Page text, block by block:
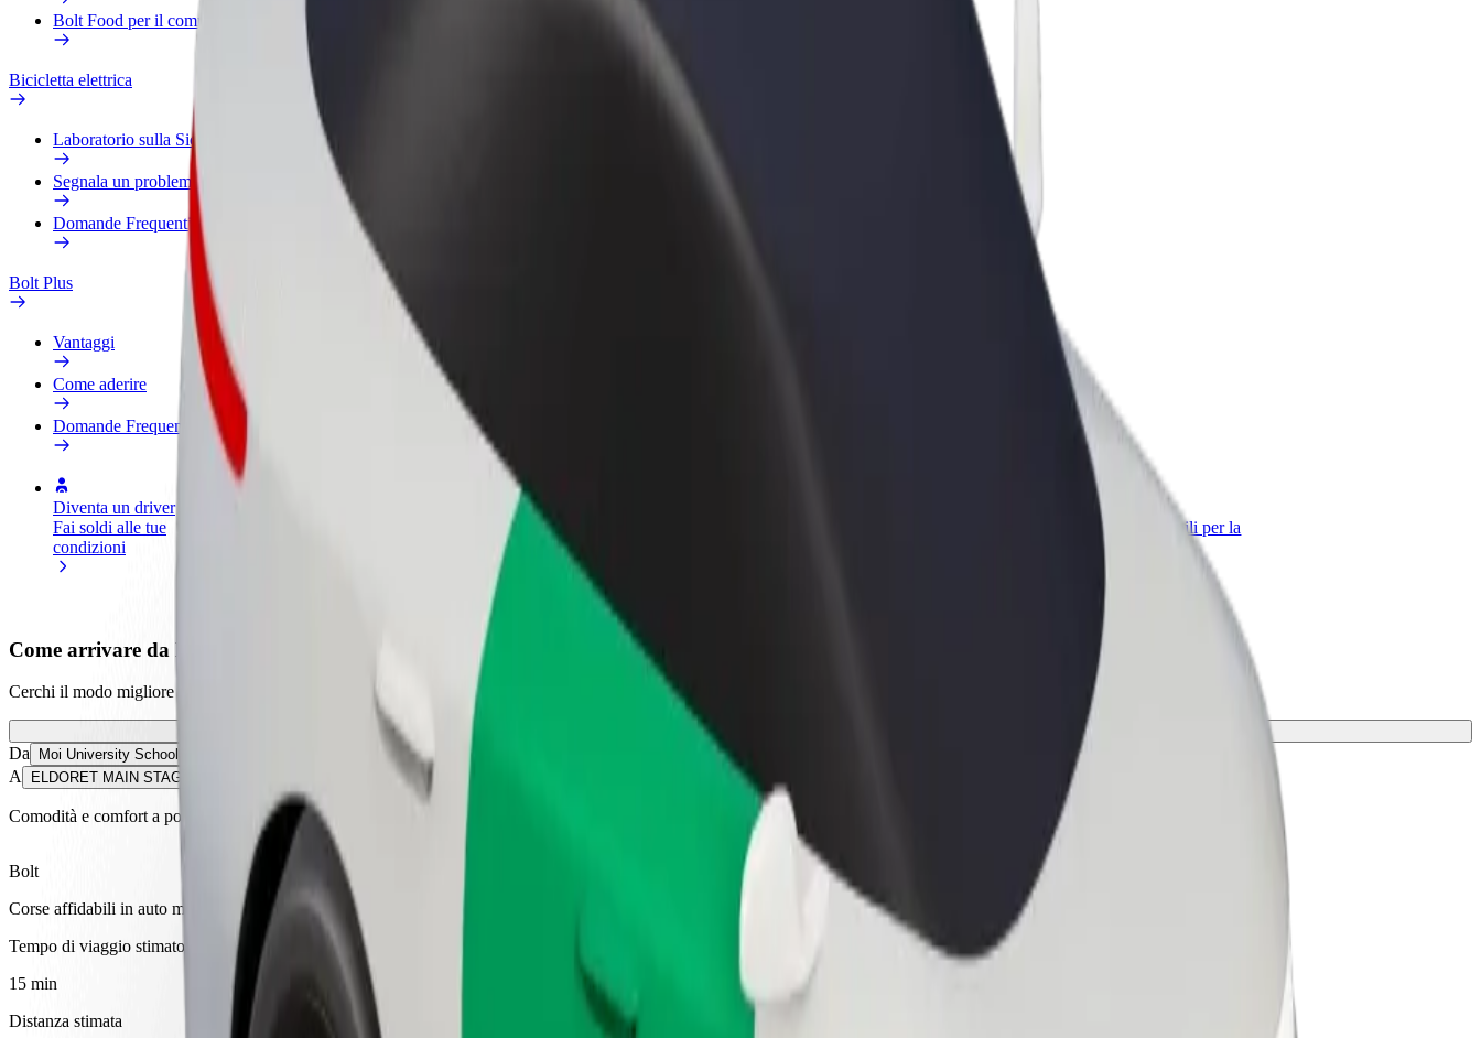
Bolt Food per il commercio
Bicicletta elettrica
Laboratorio sulla Sicurezza
Segnala un problema
Domande Frequenti
Bolt Plus
Vantaggi
Come aderire
Domande Frequenti
Diventa un driver
Fai soldi alle tue
condizioni
Aggiungi il tuo ristorante o
negozio
Ottieni più clienti e aumenta le
vendite
Bolt per le aziende
Prodotti e servizi Bolt scalabili per la
Come arrivare da Moi University School of Law-Annex a ELDORET MAIN STAGE
Cerchi il modo migliore per arrivare da Moi University School of Law-Annex a ELDORET MAIN STAGE? Esplora i nostri servizi e scegli quello perfetto per il tuo viaggio.
Scarica l'app
Da Moi University School of Law-Annex
A ELDORET MAIN STAGE
Comodità e comfort a portata di clic!
Bolt
Corse affidabili in auto medie di uso quotidiano.
Tempo di viaggio stimato
15 min
Distanza stimata